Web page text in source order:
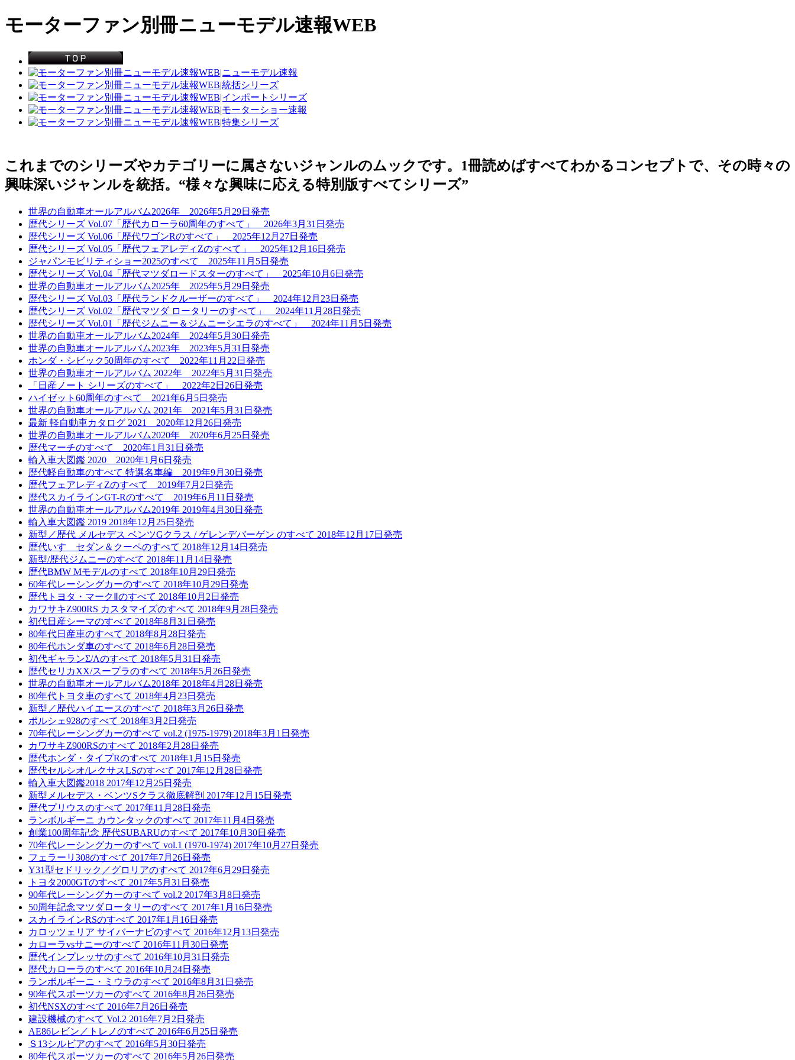
モーターファン別冊ニューモデル速報WEB
これまでのシリーズやカテゴリーに属さないジャンルのムックです。1冊読めばすべてわかるコンセプトで、その時々の
興味深いジャンルを統括。“様々な興味に応える特別版すべてシリーズ”
世界の自動車オールアルバム2026年 2026年5月29日発売
歴代シリーズ Vol.07「歴代カローラ60周年のすべて」 2026年3月31日発売
歴代シリーズ Vol.06「歴代ワゴンRのすべて」 2025年12月27日発売
歴代シリーズ Vol.05「歴代フェアレディZのすべて」 2025年12月16日発売
ジャパンモビリティショー2025のすべて 2025年11月5日発売
歴代シリーズ Vol.04「歴代マツダロードスターのすべて」 2025年10月6日発売
世界の自動車オールアルバム2025年 2025年5月29日発売
歴代シリーズ Vol.03「歴代ランドクルーザーのすべて」 2024年12月23日発売
歴代シリーズ Vol.02「歴代マツダ ロータリーのすべて」 2024年11月28日発売
歴代シリーズ Vol.01「歴代ジムニー＆ジムニーシエラのすべて」 2024年11月5日発売
世界の自動車オールアルバム2024年 2024年5月30日発売
世界の自動車オールアルバム2023年 2023年5月31日発売
ホンダ・シビック50周年のすべて 2022年11月22日発売
世界の自動車オールアルバム 2022年 2022年5月31日発売
「日産ノート シリーズのすべて」 2022年2日26日発売
ハイゼット60周年のすべて 2021年6月5日発売
世界の自動車オールアルバム 2021年 2021年5月31日発売
最新 軽自動車カタログ 2021 2020年12月26日発売
世界の自動車オールアルバム2020年 2020年6月25日発売
歴代マーチのすべて 2020年1月31日発売
輸入車大図鑑 2020 2020年1月6日発売
歴代軽自動車のすべて 特選名車編 2019年9月30日発売
歴代フェアレディZのすべて 2019年7月2日発売
歴代スカイラインGT-Rのすべて 2019年6月11日発売
世界の自動車オールアルバム2019年 2019年4月30日発売
輸入車大図鑑 2019 2018年12月25日発売
新型／歴代 メルセデス ベンツGクラス / ゲレンデバーゲン のすべて 2018年12月17日発売
歴代いすゞセダン＆クーペのすべて 2018年12月14日発売
新型/歴代ジムニーのすべて 2018年11月14日発売
歴代BMW Mモデルのすべて 2018年10月29日発売
60年代レーシングカーのすべて 2018年10月29日発売
歴代トヨタ・マークⅡのすべて 2018年10月2日発売
カワサキZ900RS カスタマイズのすべて 2018年9月28日発売
初代日産シーマのすべて 2018年8月31日発売
80年代日産車のすべて 2018年8月28日発売
80年代ホンダ車のすべて 2018年6月28日発売
初代ギャランΣ/Λのすべて 2018年5月31日発売
歴代セリカXX/スープラのすべて 2018年5月26日発売
世界の自動車オールアルバム2018年 2018年4月28日発売
80年代トヨタ車のすべて 2018年4月23日発売
新型／歴代ハイエースのすべて 2018年3月26日発売
ポルシェ928のすべて 2018年3月2日発売
70年代レーシングカーのすべて vol.2 (1975-1979) 2018年3月1日発売
カワサキZ900RSのすべて 2018年2月28日発売
歴代ホンダ・タイプRのすべて 2018年1月15日発売
歴代セルシオ/レクサスLSのすべて 2017年12月28日発売
輸入車大図鑑2018 2017年12月25日発売
新型メルセデス・ベンツSクラス徹底解剖 2017年12月15日発売
歴代プリウスのすべて 2017年11月28日発売
ランボルギーニ カウンタックのすべて 2017年11月4日発売
創業100周年記念 歴代SUBARUのすべて 2017年10月30日発売
70年代レーシングカーのすべて vol.1 (1970-1974) 2017年10月27日発売
フェラーリ308のすべて 2017年7月26日発売
Y31型セドリック／グロリアのすべて 2017年6月29日発売
トヨタ2000GTのすべて 2017年5月31日発売
90年代レーシングカーのすべて vol.2 2017年3月8日発売
50周年記念マツダロータリーのすべて 2017年1月16日発売
スカイラインRSのすべて 2017年1月16日発売
カロッツェリア サイバーナビのすべて 2016年12月13日発売
カローラvsサニーのすべて 2016年11月30日発売
歴代インプレッサのすべて 2016年10月31日発売
歴代カローラのすべて 2016年10月24日発売
ランボルギーニ・ミウラのすべて 2016年8月31日発売
90年代スポーツカーのすべて 2016年8月26日発売
初代NSXのすべて 2016年7月26日発売
建設機械のすべて Vol.2 2016年7月2日発売
AE86レビン／トレノのすべて 2016年6月25日発売
Ｓ13シルビアのすべて 2016年5月30日発売
80年代スポーツカーのすべて 2016年5月26日発売